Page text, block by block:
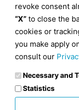
revoke consent
“X” to close the
cookies or
you make apply
consult our
Necessary and
Statistics